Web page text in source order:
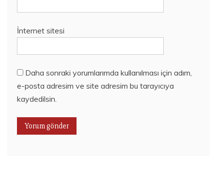
İnternet sitesi
Daha sonraki yorumlarımda kullanılması için adım,
e-posta adresim ve site adresim bu tarayıcıya
kaydedilsin.